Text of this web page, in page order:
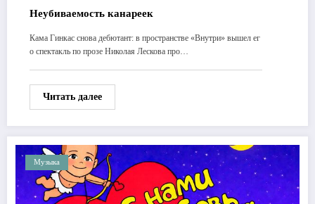
Неубиваемость канареек
Кама Гинкас снова дебютант: в пространстве «Внутри» вышел ег
о спектакль по прозе Николая Лескова про…
Читать далее
Музыка